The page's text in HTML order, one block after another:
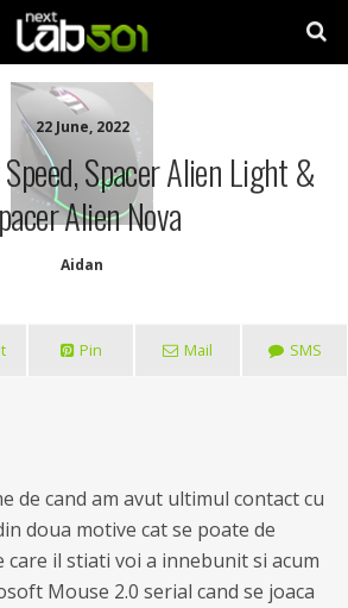
22 June, 2022
Spacer Alien Light &
Alien Nova
Aidan
Pin Mail SMS
de cand am avut ultimul contact cu
doua motive cat se poate de
care il stiati voi a innebunit si acum
Mouse 2.0 serial cand se joaca